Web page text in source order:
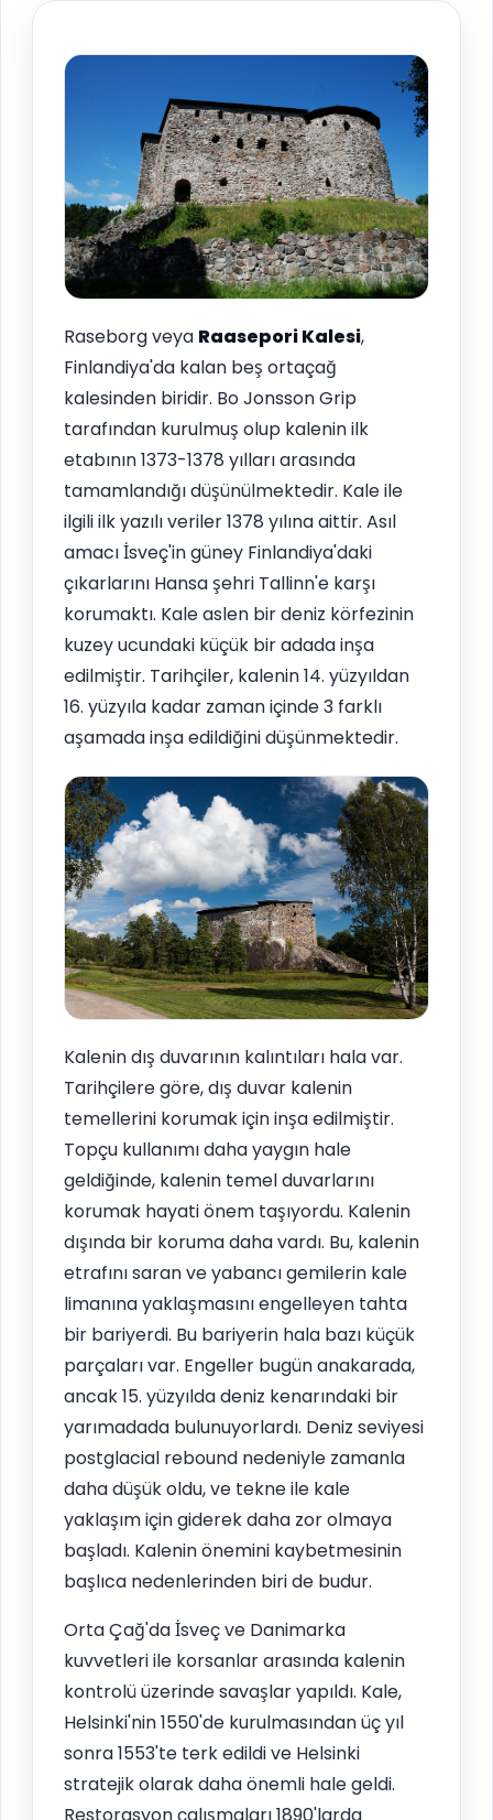
Raseborg veya Raasepori Kalesi,
Finlandiya'da kalan beş ortaçağ
kalesinden biridir. Bo Jonsson Grip
tarafından kurulmuş olup kalenin ilk
etabının 1373-1378 yılları arasında
tamamlandığı düşünülmektedir. Kale ile
ilgili ilk yazılı veriler 1378 yılına aittir. Asıl
amacı İsveç'in güney Finlandiya'daki
çıkarlarını Hansa şehri Tallinn'e karşı
korumaktı. Kale aslen bir deniz körfezinin
kuzey ucundaki küçük bir adada inşa
edilmiştir. Tarihçiler, kalenin 14. yüzyıldan
16. yüzyıla kadar zaman içinde 3 farklı
aşamada inşa edildiğini düşünmektedir.
Kalenin dış duvarının kalıntıları hala var.
Tarihçilere göre, dış duvar kalenin
temellerini korumak için inşa edilmiştir.
Topçu kullanımı daha yaygın hale
geldiğinde, kalenin temel duvarlarını
korumak hayati önem taşıyordu. Kalenin
dışında bir koruma daha vardı. Bu, kalenin
etrafını saran ve yabancı gemilerin kale
limanına yaklaşmasını engelleyen tahta
bir bariyerdi. Bu bariyerin hala bazı küçük
parçaları var. Engeller bugün anakarada,
ancak 15. yüzyılda deniz kenarındaki bir
yarımadada bulunuyorlardı. Deniz seviyesi
postglacial rebound nedeniyle zamanla
daha düşük oldu, ve tekne ile kale
yaklaşım için giderek daha zor olmaya
başladı. Kalenin önemini kaybetmesinin
başlıca nedenlerinden biri de budur.
Orta Çağ'da İsveç ve Danimarka
kuvvetleri ile korsanlar arasında kalenin
kontrolü üzerinde savaşlar yapıldı. Kale,
Helsinki'nin 1550'de kurulmasından üç yıl
sonra 1553'te terk edildi ve Helsinki
stratejik olarak daha önemli hale geldi.
Restorasyon çalışmaları 1890'larda